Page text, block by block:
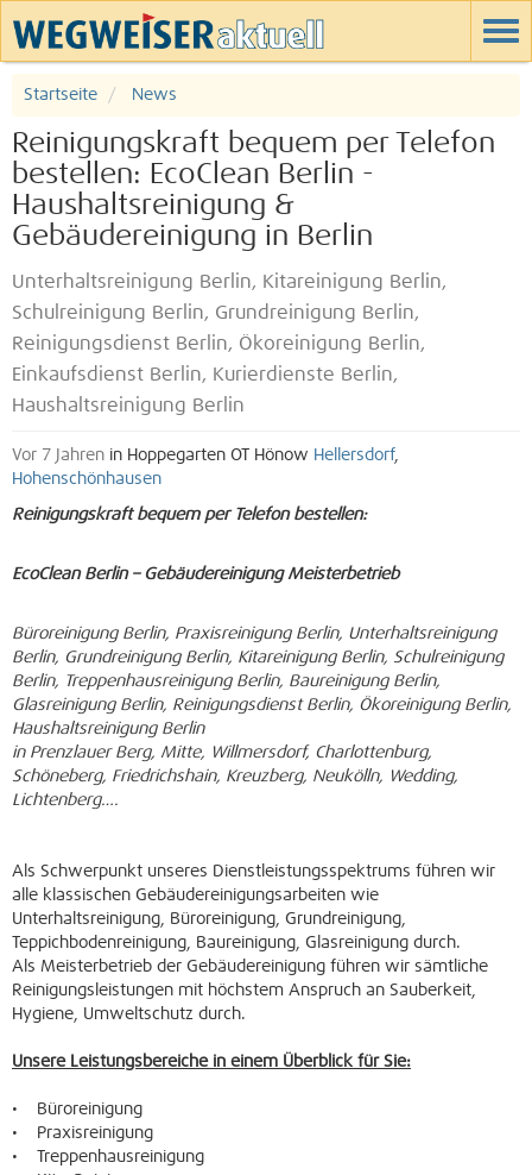
Startseite News
Reinigungskraft bequem per Telefon
bestellen: EcoClean Berlin -
Haushaltsreinigung &
Gebäudereinigung in Berlin
Unterhaltsreinigung Berlin, Kitareinigung Berlin,
Schulreinigung Berlin, Grundreinigung Berlin,
Reinigungsdienst Berlin, Ökoreinigung Berlin,
Einkaufsdienst Berlin, Kurierdienste Berlin,
Haushaltsreinigung Berlin
Vor 7 Jahren in Hoppegarten OT Hönow Hellersdorf,
Hohenschönhausen
Reinigungskraft bequem per Telefon bestellen:
EcoClean Berlin – Gebäudereinigung Meisterbetrieb
Büroreinigung Berlin, Praxisreinigung Berlin, Unterhaltsreinigung
Berlin, Grundreinigung Berlin, Kitareinigung Berlin, Schulreinigung
Berlin, Treppenhausreinigung Berlin, Baureinigung Berlin,
Glasreinigung Berlin, Reinigungsdienst Berlin, Ökoreinigung Berlin,
Haushaltsreinigung Berlin
in Prenzlauer Berg, Mitte, Willmersdorf, Charlottenburg,
Schöneberg, Friedrichshain, Kreuzberg, Neukölln, Wedding,
Lichtenberg….
Als Schwerpunkt unseres Dienstleistungsspektrums führen wir
alle klassischen Gebäudereinigungsarbeiten wie
Unterhaltsreinigung, Büroreinigung, Grundreinigung,
Teppichbodenreinigung, Baureinigung, Glasreinigung durch.
Als Meisterbetrieb der Gebäudereinigung führen wir sämtliche
Reinigungsleistungen mit höchstem Anspruch an Sauberkeit,
Hygiene, Umweltschutz durch.
Unsere Leistungsbereiche in einem Überblick für Sie:
• Büroreinigung
• Praxisreinigung
• Treppenhausreinigung